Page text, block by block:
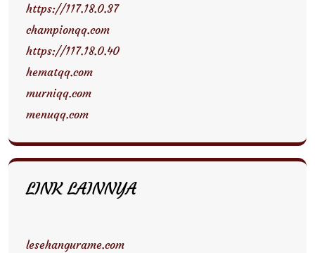
https://117.18.0.37
championqq.com
https://117.18.0.40
hematqq.com
murniqq.com
menuqq.com
LINK LAINNYA
lesehangurame.com